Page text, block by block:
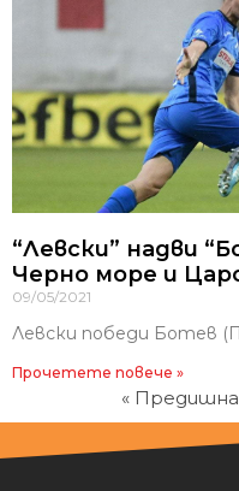
“Левски” надви
Черно море и
09/05/2021
Левски победи Ботев
Прочетете повече »
« Предишна